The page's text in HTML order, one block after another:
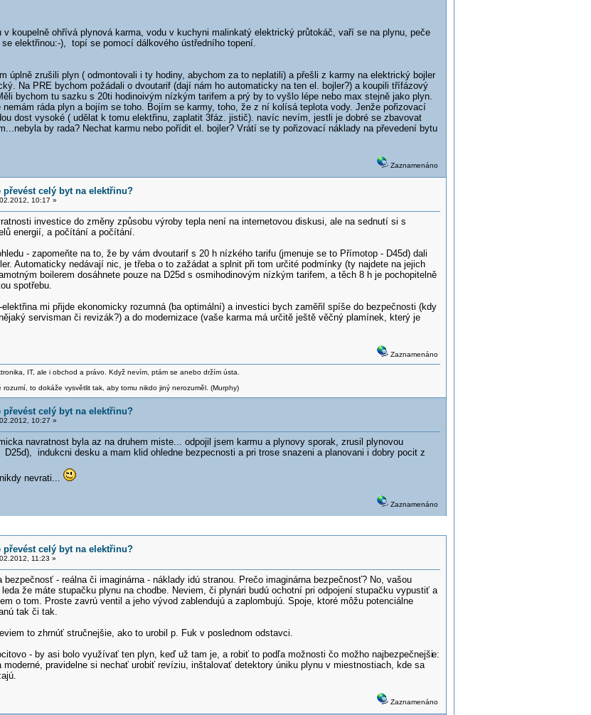
v koupelně ohřívá plynová karma, vodu v kuchyni malinkatý elektrický průtokáč, vaří se na plynu, peče
elektřinou:-), topí se pomocí dálkového ústředního topení.
úplně zrušili plyn ( odmontovali i ty hodiny, abychom za to neplatili) a přešli z karmy na elektrický bojler
Na PRE bychom požádali o dvoutarif (dají nám ho automaticky na ten el. bojler?) a koupili třífázový
bychom tu sazku s 20ti hodinoivým nízkým tarifem a prý by to vyšlo lépe nebo max stejně jako plyn.
ráda plyn a bojím se toho. Bojím se karmy, toho, že z ní kolísá teplota vody. Jenže pořizovací
dost vysoké ( udělat k tomu elektřinu, zaplatit 3fáz. jistič). navíc nevím, jestli je dobré se zbavovat
by rada? Nechat karmu nebo pořídit el. bojler? Vrátí se ty pořizovací náklady na převedení bytu
Zaznamenáno
převést celý byt na elektřinu?
10:17 »
investice do změny způsobu výroby tepla není na internetovou diskusi, ale na sednutí si s
energií, a počítání a počítání.
- zapomeňte na to, že by vám dvoutarif s 20 h nízkého tarifu (jmenuje se to Přímotop - D45d) dali
Automaticky nedávají nic, je třeba o to zažádat a splnit při tom určité podmínky (ty najdete na jejich
boilerem dosáhnete pouze na D25d s osmihodinovým nízkým tarifem, a těch 8 h je pochopitelně
spotřebu.
mi přijde ekonomicky rozumná (ba optimální) a investici bych zaměřil spíše do bezpečnosti (kdy
servisman či revizák?) a do modernizace (vaše karma má určitě ještě věčný plamínek, který je
Zaznamenáno
IT, ale i obchod a právo. Když nevím, ptám se anebo držím ústa.
to dokáže vysvětlit tak, aby tomu nikdo jiný nerozuměl. (Murphy)
převést celý byt na elektřinu?
10:27 »
navratnost byla az na druhem miste... odpojil jsem karmu a plynovy sporak, zrusil plynovou
indukcni desku a mam klid ohledne bezpecnosti a pri trose snazeni a planovani i dobry pocit z
nevrati...
Zaznamenáno
převést celý byt na elektřinu?
11:23 »
- reálna či imaginárna - náklady idú stranou. Prečo imaginárna bezpečnosť? No, vašou
že máte stupačku plynu na chodbe. Neviem, či plynári budú ochotní pri odpojení stupačku vypustiť a
o tom. Proste zavrú ventil a jeho vývod zablendujú a zaplombujú. Spoje, ktoré môžu potenciálne
tak či tak.
to zhrnúť stručnejšie, ako to urobil p. Fuk v poslednom odstavci.
- by asi bolo využívať ten plyn, keď už tam je, a robiť to podľa možnosti čo možho najbezpečnejšie:
pravidelne si nechať urobiť revíziu, inštalovať detektory úniku plynu v miestnostiach, kde sa
Zaznamenáno